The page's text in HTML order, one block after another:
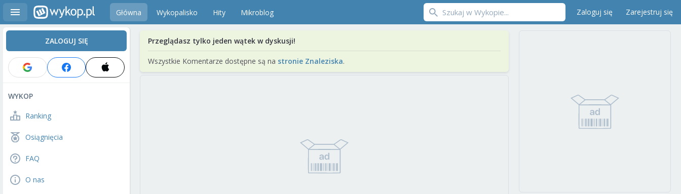
Główna Wykopalisko Hity Mikroblog Zaloguj się Zarejestruj się
ZALOGUJ SIĘ
WYKOP
Ranking
Osiągnięcia
FAQ
O nas
Przeglądasz tylko jeden wątek w dyskusji!
Wszystkie Komentarze dostępne są na stronie Znaleziska.